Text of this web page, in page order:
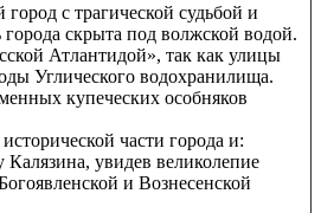
с трагической судьбой и
города скрыта под волжской водой.
Атлантидой», так как улицы
Углического водохранилища.
купеческих особняков
части города и:
увидев великолепие
и Вознесенской